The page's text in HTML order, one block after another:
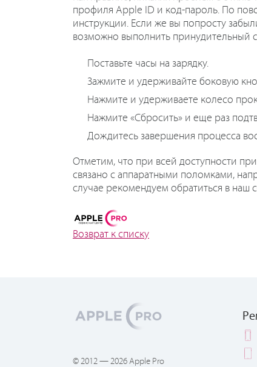
профиля Apple ID и код-пароль. По
инструкции. Если же вы попросту
возможно выполнить принудительный
Поставьте часы на зарядку.
Зажмите и удерживайте боковую
Нажмите и удерживаете колесо
Нажмите «Сбросить» и еще раз
Дождитесь завершения процесса
Отметим, что при всей доступности
связано с аппаратными поломками,
случае рекомендуем обратиться в наш
Возврат к списку
© 2012 — 2026 Apple Pro